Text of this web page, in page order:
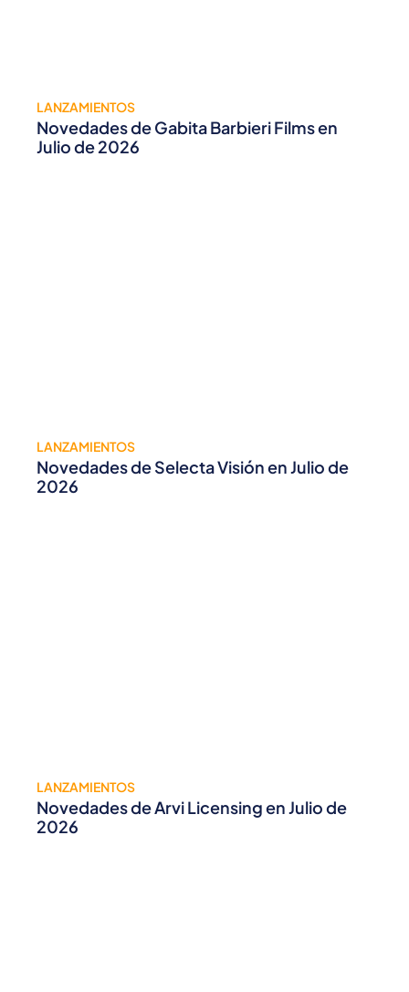
LANZAMIENTOS
Novedades de Gabita Barbieri Films en
Julio de 2026
LANZAMIENTOS
Novedades de Selecta Visión en Julio de
2026
LANZAMIENTOS
Novedades de Arvi Licensing en Julio de
2026